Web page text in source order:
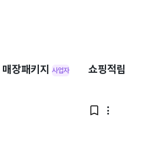
매장패키지 사업자 쇼핑적립
 